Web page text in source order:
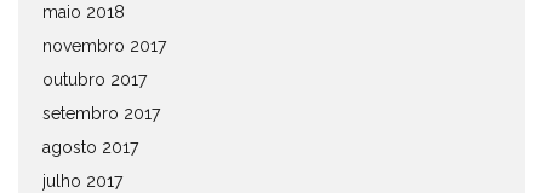
maio 2018
novembro 2017
outubro 2017
setembro 2017
agosto 2017
julho 2017